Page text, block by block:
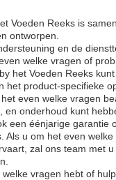
Voeden Reeks is
ontworpen.
en de
welke vragen of
het Voeden Reeks
het product-specifieke
even welke vragen
en onderhoud kunt
een éénjarige garantie
Als u om het even
zal ons team met
vragen hebt of